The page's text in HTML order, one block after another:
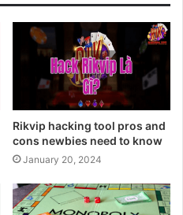
Rikvip hacking tool pros and
cons newbies need to know
January 20, 2024